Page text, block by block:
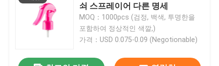
쇠 스프레이어 다른 명세
MOQ：1000pcs (검정, 백색, 투명한을
포함하여 정상적인 색깔,)
가격：USD 0.075-0.09 (Negotionable)